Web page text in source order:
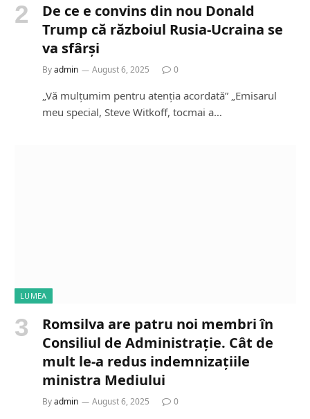
De ce e convins din nou Donald
Trump că războiul Rusia-Ucraina se
va sfârși
Byadmin August 6, 2025 0
„Vă mulțumim pentru atenția acordată” „Emisarul
meu special, Steve Witkoff, tocmai a…
LUMEA
Romsilva are patru noi membri în
Consiliul de Administrație. Cât de
mult le-a redus indemnizațiile
ministra Mediului
Byadmin August 6, 2025 0